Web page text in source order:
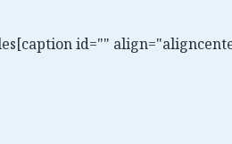
id=""